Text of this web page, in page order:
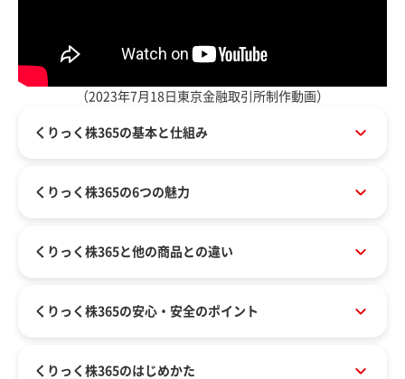
（2023年7月18日東京金融取引所制作動画）
くりっく株365の基本と仕組み
くりっく株365の6つの魅力
くりっく株365と 他の商品との違い
くりっく株365の安心・安全のポイント
くりっく株365のはじめかた